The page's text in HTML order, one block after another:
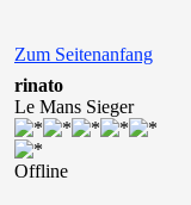
Zum Seitenanfang
rinato
Le Mans Sieger
Offline